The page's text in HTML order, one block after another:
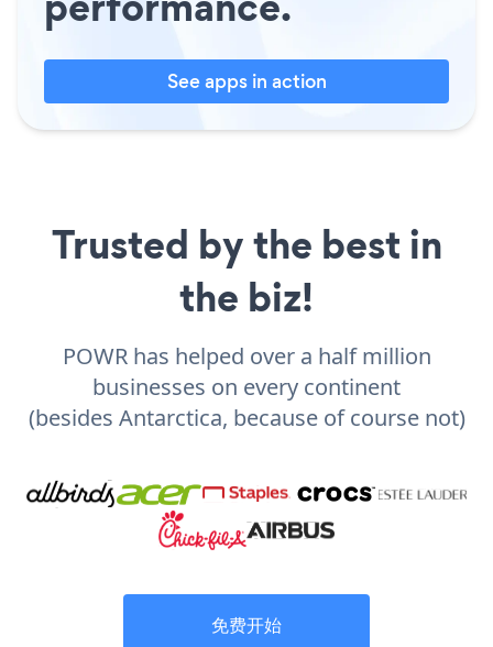
See apps in action
Trusted by the best in
the biz!
POWR has helped over a half million
businesses on every continent
(besides Antarctica, because of course not)
免费开始